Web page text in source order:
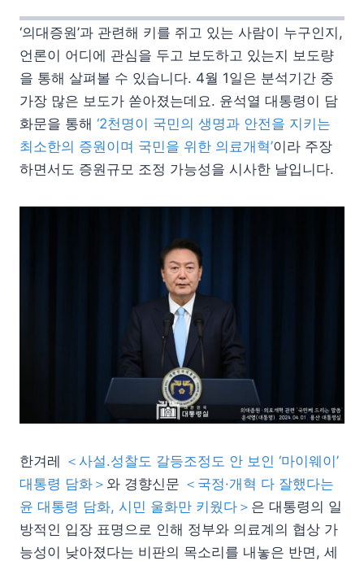
‘의대증원’과 관련해 키를 쥐고 있는 사람이 누구인지,
언론이 어디에 관심을 두고 보도하고 있는지 보도량
을 통해 살펴볼 수 있습니다. 4월 1일은 분석기간 중
가장 많은 보도가 쏟아졌는데요. 윤석열 대통령이 담
화문을 통해 ‘2천명이 국민의 생명과 안전을 지키는
최소한의 증원이며 국민을 위한 의료개혁’이라 주장
하면서도 증원규모 조정 가능성을 시사한 날입니다.
한겨레 ＜사설.성찰도 갈등조정도 안 보인 ‘마이웨이’
대통령 담화＞ 와 경향신문 ＜국정·개혁 다 잘했다는
윤 대통령 담화, 시민 울화만 키웠다＞ 은 대통령의 일
방적인 입장 표명으로 인해 정부와 의료계의 협상 가
능성이 낮아졌다는 비판의 목소리를 내놓은 반면, 세